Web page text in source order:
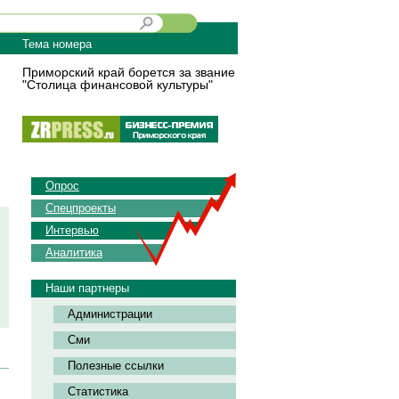
Тема номера
Приморский край борется за звание
"Столица финансовой культуры"
Опрос
Спецпроекты
Интервью
Аналитика
Наши партнеры
Администрации
Сми
Полезные ссылки
Статистика